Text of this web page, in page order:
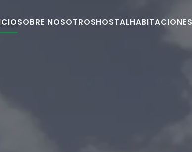
SOBRE NOSOTROSHOSTALHABITACIONES